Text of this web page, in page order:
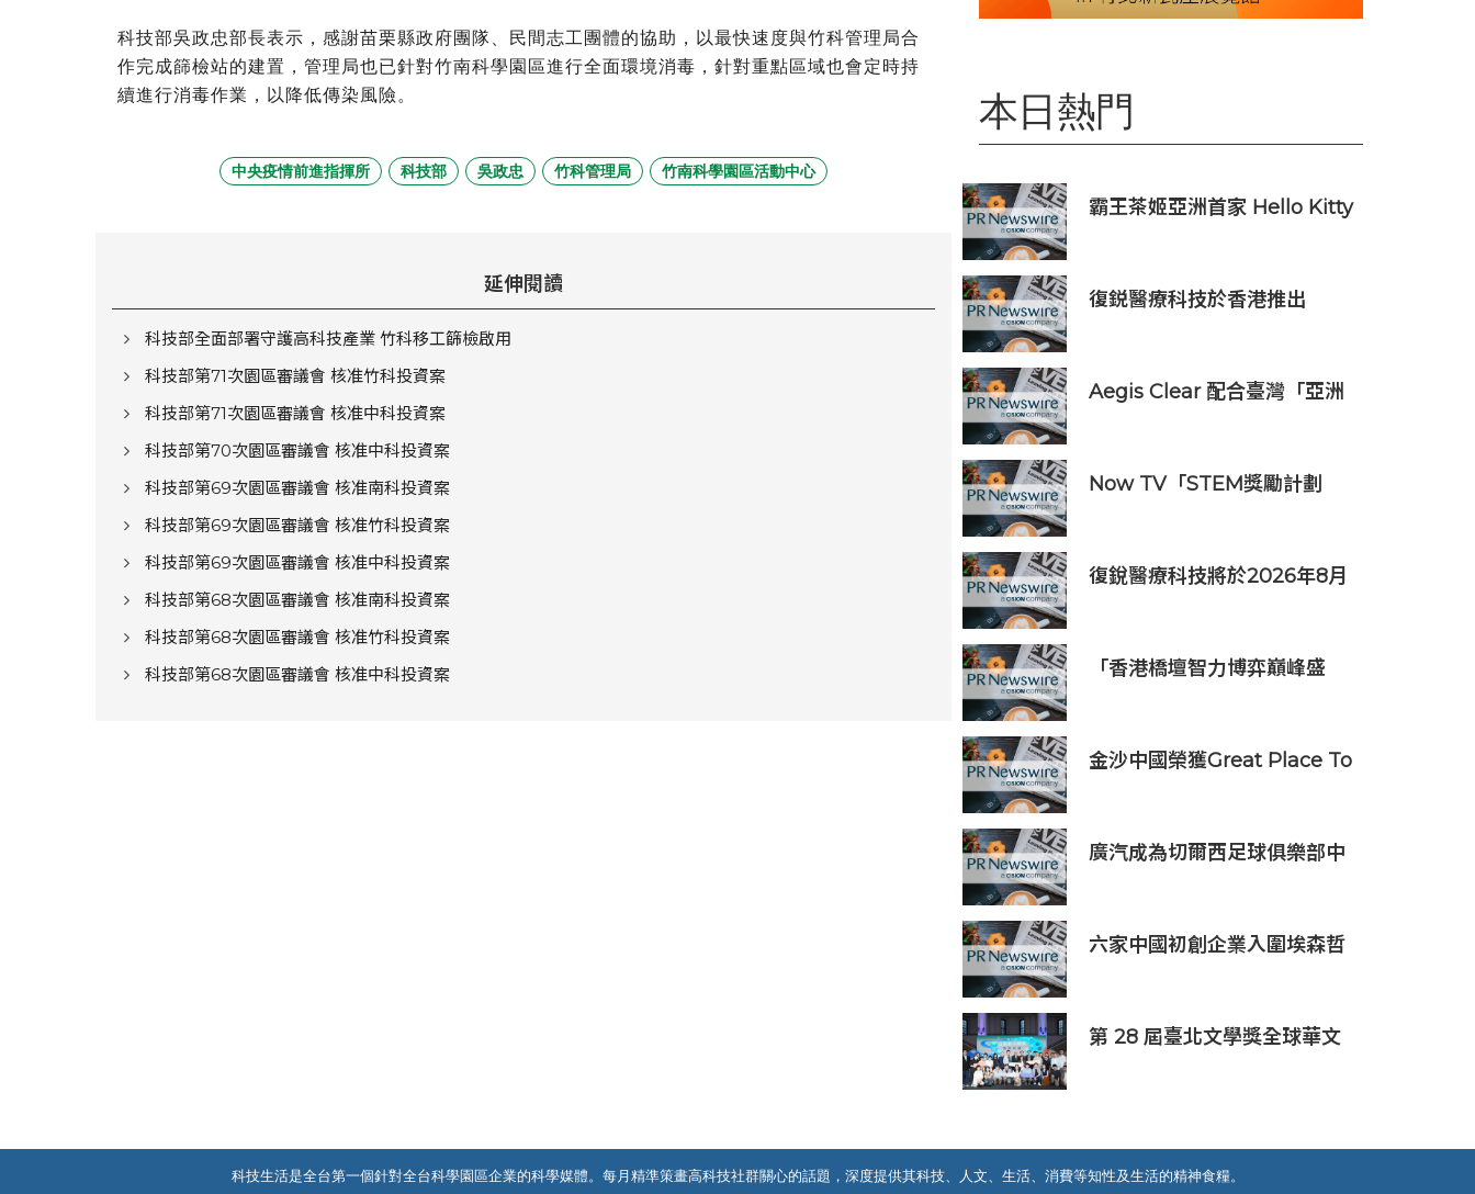
科技部吳政忠部長表示，感謝苗栗縣政府團隊、民間志工團體的協助，以最快速度與竹科管理局合
作完成篩檢站的建置，管理局也已針對竹南科學園區進行全面環境消毒，針對重點區域也會定時持
續進行消毒作業，以降低傳染風險。
中央疫情前進指揮所 科技部 吳政忠 竹科管理局 竹南科學園區活動中心
延伸閱讀
科技部全面部署守護高科技產業 竹科移工篩檢啟用
科技部第71次園區審議會 核准竹科投資案
科技部第71次園區審議會 核准中科投資案
科技部第70次園區審議會 核准中科投資案
科技部第69次園區審議會 核准南科投資案
科技部第69次園區審議會 核准竹科投資案
科技部第69次園區審議會 核准中科投資案
科技部第68次園區審議會 核准南科投資案
科技部第68次園區審議會 核准竹科投資案
科技部第68次園區審議會 核准中科投資案
本日熱門
霸王茶姬亞洲首家 Hello Kitty
復鋭醫療科技於香港推出
Aegis Clear 配合臺灣「亞洲
Now TV「STEM獎勵計劃
趣科學大探索》第二季及「長
隆小科學家大獎」
復銳醫療科技將於2026年8月
「香港橋壇智力博弈巔峰盛
金沙中國榮獲Great Place To
廣汽成為切爾西足球俱樂部中
六家中國初創企業入圍埃森哲
第 28 屆臺北文學獎全球華文
科技生活是全台第一個針對全台科學園區企業的科學媒體。每月精準策畫高科技社群關心的話題，深度提供其科技、人文、生活、消費等知性及生活的精神食糧。